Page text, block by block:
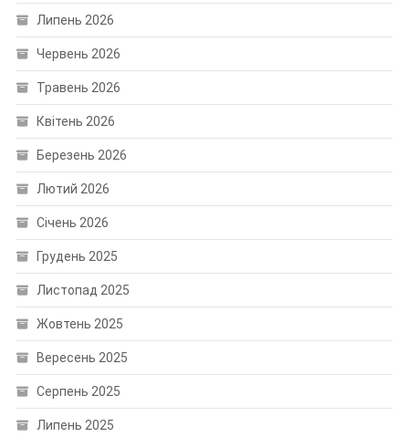
Липень 2026
Червень 2026
Травень 2026
Квітень 2026
Березень 2026
Лютий 2026
Січень 2026
Грудень 2025
Листопад 2025
Жовтень 2025
Вересень 2025
Серпень 2025
Липень 2025